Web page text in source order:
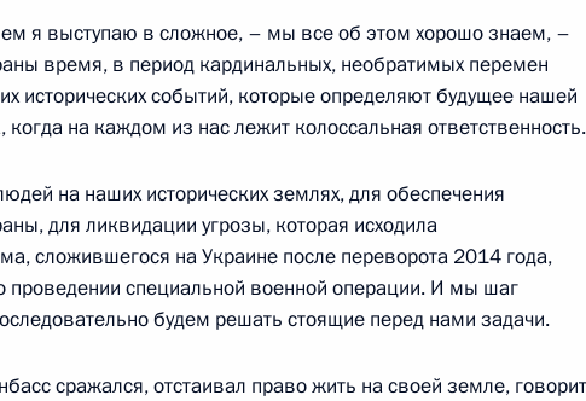
Москва
мероприятия по случаю
Отечества
Москва, Кремль
вторник
я выступаю в сложное, – мы все об этом хорошо знаем, –
время, в период кардинальных, необратимых перемен
исторических событий, которые определяют будущее нашей
на каждом из нас лежит колоссальная ответственность.
на наших исторических землях, для обеспечения
для ликвидации угрозы, которая исходила
сложившегося на Украине после переворота 2014 года,
проведении специальной военной операции. И мы шаг
будем решать стоящие перед нами задачи.
сражался, отстаивал право жить на своей земле,